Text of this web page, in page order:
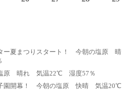
ー夏まつりスタート！ 今朝の塩原 晴
原 晴れ 気温22℃ 湿度57％
園開幕！ 今朝の塩原 快晴 気温20℃